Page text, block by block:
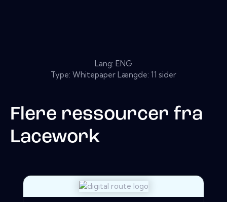
Lang: ENG
Type: Whitepaper Længde: 11 sider
Flere ressourcer fra
Lacework